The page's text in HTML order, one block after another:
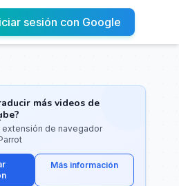
sesión con Google
más videos de
extensión de navegador
Más información